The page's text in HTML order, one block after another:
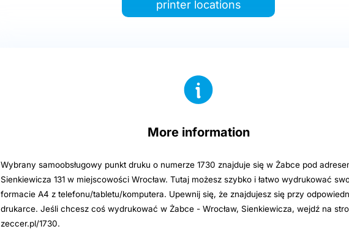
printer locations
More information
Wybrany samoobsługowy punkt druku o numerze 1730 znajduje się w Żabce pod
Sienkiewicza 131 w miejscowości Wrocław. Tutaj możesz szybko i łatwo wydrukować
formacie A4 z telefonu/tabletu/komputera. Upewnij się, że znajdujesz się przy
drukarce. Jeśli chcesz coś wydrukować w Żabce - Wrocław, Sienkiewicza, wejdź na
zeccer.pl/1730.